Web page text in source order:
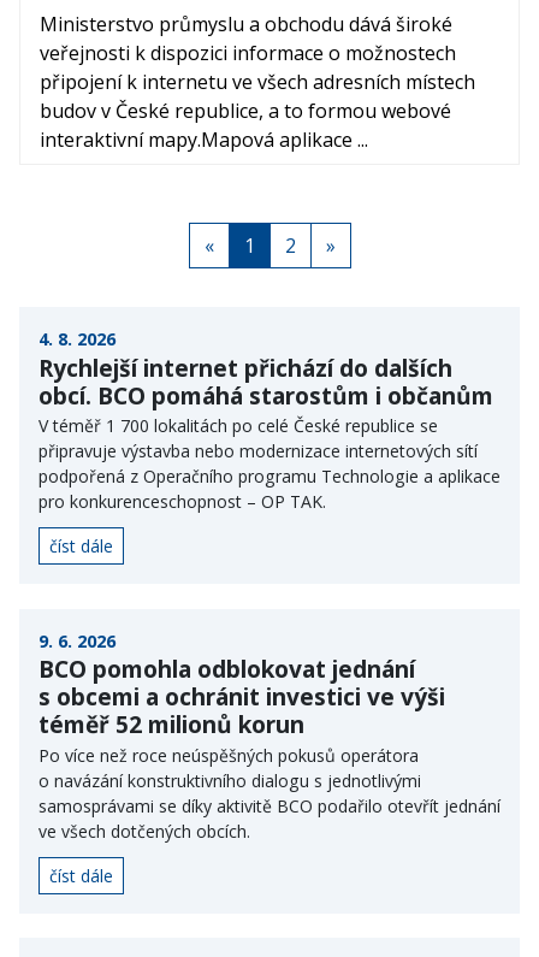
Ministerstvo průmyslu a obchodu dává široké
veřejnosti k dispozici informace o možnostech
připojení k internetu ve všech adresních místech
budov v České republice, a to formou webové
interaktivní mapy.Mapová aplikace ...
« 1 2 »
4. 8. 2026
Rychlejší internet přichází do dalších
obcí. BCO pomáhá starostům i občanům
V téměř 1 700 lokalitách po celé České republice se
připravuje výstavba nebo modernizace internetových sítí
podpořená z Operačního programu Technologie a aplikace
pro konkurenceschopnost – OP TAK.
číst dále
9. 6. 2026
BCO pomohla odblokovat jednání
s obcemi a ochránit investici ve výši
téměř 52 milionů korun
Po více než roce neúspěšných pokusů operátora
o navázání konstruktivního dialogu s jednotlivými
samosprávami se díky aktivitě BCO podařilo otevřít jednání
ve všech dotčených obcích.
číst dále